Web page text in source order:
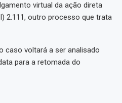
virtual da ação direta
2.111, outro processo que trata
caso voltará a ser analisado
para a retomada do